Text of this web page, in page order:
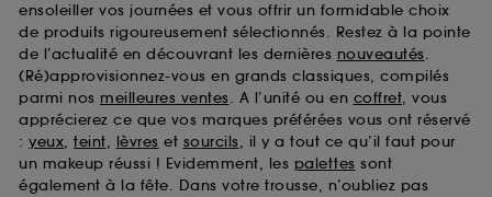
ensoleiller vos journées et vous offrir un formidable choix
de produits rigoureusement sélectionnés. Restez à la pointe
de l’actualité en découvrant les dernières nouveautés.
(Ré)approvisionnez-vous en grands classiques, compilés
parmi nos meilleures ventes. A l’unité ou en coffret, vous
apprécierez ce que vos marques préférées vous ont réservé
: yeux, teint, lèvres et sourcils, il y a tout ce qu’il faut pour
un makeup réussi ! Evidemment, les palettes sont
également à la fête. Dans votre trousse, n’oubliez pas